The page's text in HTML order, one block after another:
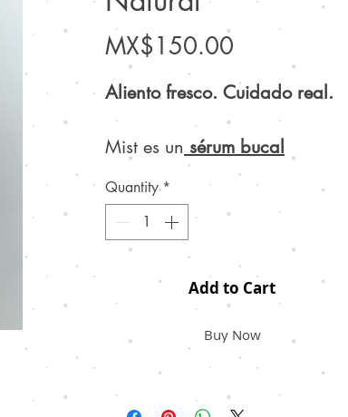
MX$150.00
Aliento fresco. Cuidado real.
Mist es un sérum bucal
elaborado con aceites
esenciales de grado terapéutico
que ayudan a eliminar las
bacterias que causan el mal
aliento, sin alcohol, sin
edulcorantes ni ingredientes
agresivos con tu microbiota.
Su fórmula está hecha a base
Quantity *
Add to Cart
Buy Now